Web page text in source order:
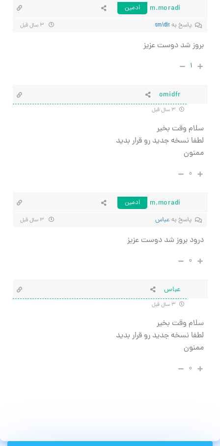
m.moradi
ادمین
پاسخ بهomidfr
بروز شد دوست عزیز
۱
omidfr
سلام وقت بخیر
لطفا نسخه جدید رو قرار بدید
ممنون
۰
m.moradi
ادمین
پاسخ بهعباس
درود بروز شد دوست عزیز
۰
عباس
سلام وقت بخیر
لطفا نسخه جدید رو قرار بدید
ممنون
۰